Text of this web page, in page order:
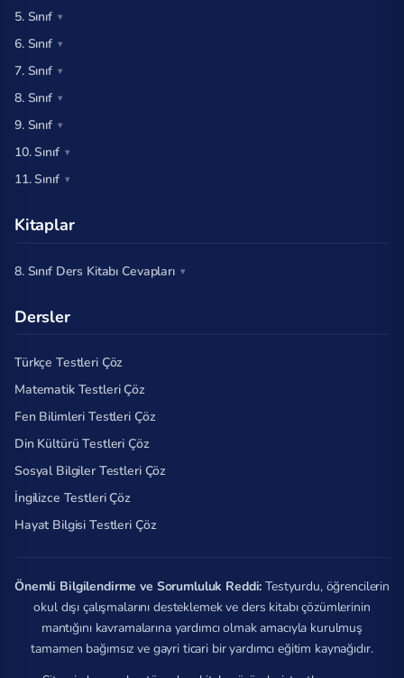
5. Sınıf
6. Sınıf
7. Sınıf
8. Sınıf
9. Sınıf
10. Sınıf
11. Sınıf
Kitaplar
8. Sınıf Ders Kitabı Cevapları
Dersler
Türkçe Testleri Çöz
Matematik Testleri Çöz
Fen Bilimleri Testleri Çöz
Din Kültürü Testleri Çöz
Sosyal Bilgiler Testleri Çöz
İngilizce Testleri Çöz
Hayat Bilgisi Testleri Çöz
Önemli Bilgilendirme ve Sorumluluk Reddi: Testyurdu, öğrencilerin
okul dışı çalışmalarını desteklemek ve ders kitabı çözümlerinin
mantığını kavramalarına yardımcı olmak amacıyla kurulmuş
tamamen bağımsız ve gayri ticari bir yardımcı eğitim kaynağıdır.